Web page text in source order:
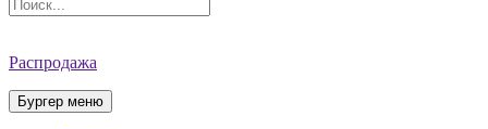
Распродажа
Бургер меню